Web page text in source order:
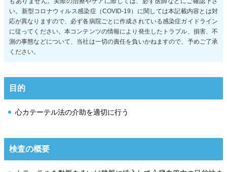
目的
心カテーテル法の介助を適切に行う
検査の概要